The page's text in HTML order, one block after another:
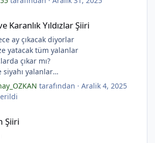
Karanlık Yıldızlar Şiiri
ay çıkacak diyorlar
yatacak tüm yalanlar
çıkar mı?
siyahı yalanlar
karanlık yıldızlar
etmişler
kızıl, kızıl
Özkan, Viata)
tarafından · Aralik 4, 2025
Şiiri